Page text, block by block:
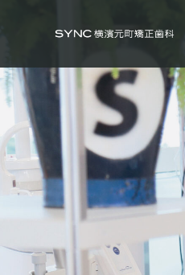
p
t
o
p
a
p
t
o
m
c
p
t
o
f
o
e
浜
の
矯
正
科
専
門
医
土
日
｜
横